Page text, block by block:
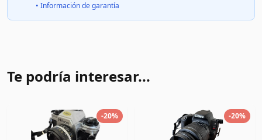
• Información de garantía
Te podría interesar...
-20% -20%